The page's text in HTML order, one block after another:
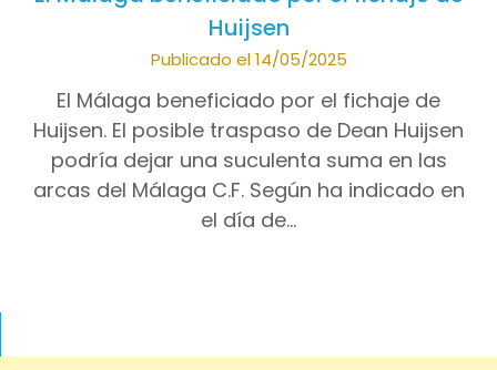
Huijsen
Publicado el 14/05/2025
El Málaga beneficiado por el fichaje de
Huijsen. El posible traspaso de Dean Huijsen
podría dejar una suculenta suma en las
arcas del Málaga C.F. Según ha indicado en
el día de…